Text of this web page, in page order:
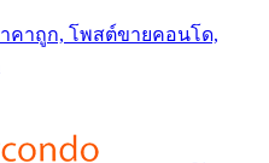
คาถูก, โพสต์ขายคอนโด,